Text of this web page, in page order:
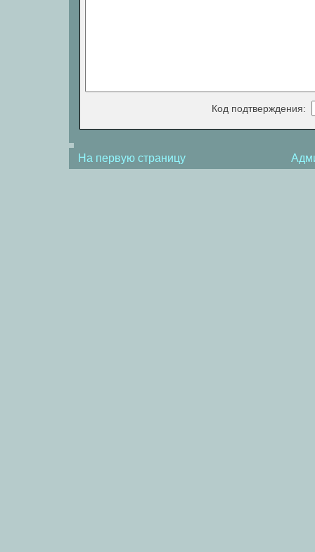
Код подтверждения:
На первую страницу